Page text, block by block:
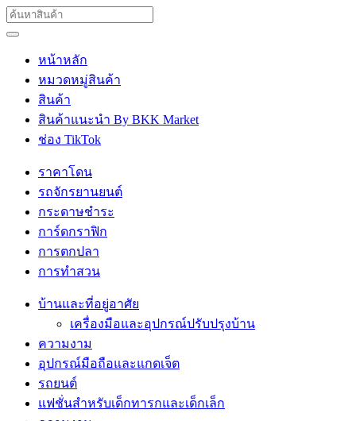
หน้าหลัก
หมวดหมู่สินค้า
สินค้า
สินค้าแนะนำ By BKK Market
ช่อง TikTok
ราคาโดน
รถจักรยานยนต์
กระดาษชำระ
การ์ดกราฟิก
การตกปลา
การทำสวน
บ้านและที่อยู่อาศัย
เครื่องมือและอุปกรณ์ปรับปรุงบ้าน
ความงาม
อุปกรณ์มือถือและแกดเจ็ต
รถยนต์
แฟชั่นสำหรับเด็กทารกและเด็กเล็ก